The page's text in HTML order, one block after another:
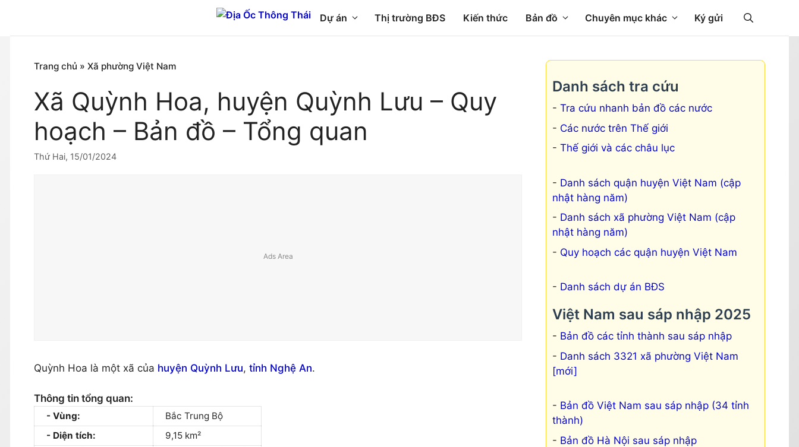
nội
Dự án Thị trường BĐS Kiến thức Bản đồ Chuyên mục khác Ký gửi
Trang chủ » Xã phường Việt Nam
Xã Quỳnh Hoa, huyện Quỳnh Lưu – Quy
hoạch – Bản đồ – Tổng quan
Thứ Hai, 15/01/2024
Quỳnh Hoa là một xã của huyện Quỳnh Lưu, tỉnh Nghệ An.
Thông tin tổng quan:
Vùng:
Bắc Trung Bộ
Diện tích:
9,15 km²
Danh sách tra cứu
Tra cứu nhanh bản đồ các nước
Các nước trên Thế giới
Thế giới và các châu lục
Danh sách quận huyện Việt Nam (cập
nhật hàng năm)
Danh sách xã phường Việt Nam (cập
nhật hàng năm)
Quy hoạch các quận huyện Việt Nam
Danh sách dự án BĐS
Việt Nam sau sáp nhập 2025
Bản đồ các tỉnh thành sau sáp nhập
Danh sách 3321 xã phường Việt Nam
[mới]
Bản đồ Việt Nam sau sáp nhập (34 tỉnh
thành)
Bản đồ Hà Nội sau sáp nhập